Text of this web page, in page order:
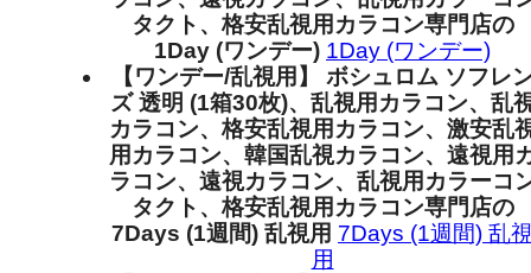
タクト、格安乱視用カラコン専門店の
1Day (ワンデー) 1Day (ワンデー)
【ワンデー/乱視用】 ボシュロム ソフレ
ズ 透明 (1箱30枚)、乱視用カラコン、乱
カラコン、格安乱視用カラコン、激安乱
用カラコン、韓国乱視カラコン、遠視用
ラコン、遠視カラコン、乱視用カラーコ
タクト、格安乱視用カラコン専門店の
7Days (1週間) 乱視用 7Days (1週間) 乱
用